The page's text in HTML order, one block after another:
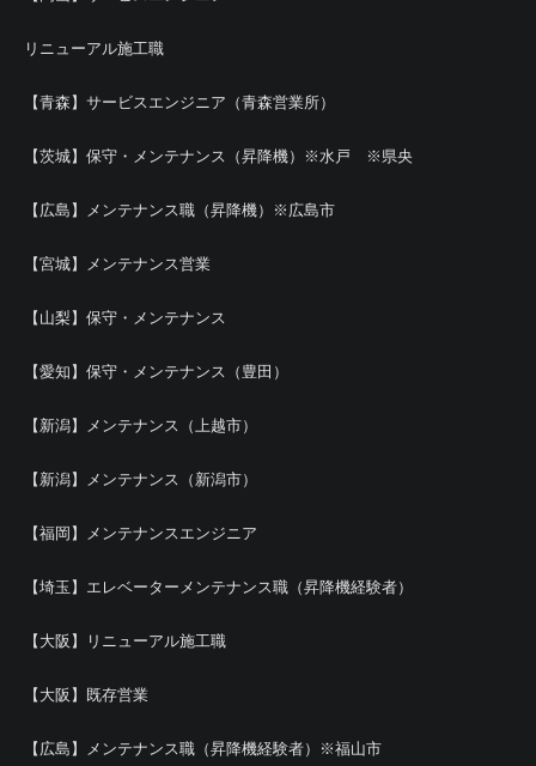
リニューアル施工職
【青森】サービスエンジニア（青森営業所）
【茨城】保守・メンテナンス（昇降機）※水戸 ※県央
【広島】メンテナンス職（昇降機）※広島市
【宮城】メンテナンス営業
【山梨】保守・メンテナンス
【愛知】保守・メンテナンス（豊田）
【新潟】メンテナンス（上越市）
【新潟】メンテナンス（新潟市）
【福岡】メンテナンスエンジニア
【埼玉】エレベーターメンテナンス職（昇降機経験者）
【大阪】リニューアル施工職
【大阪】既存営業
【広島】メンテナンス職（昇降機経験者）※福山市